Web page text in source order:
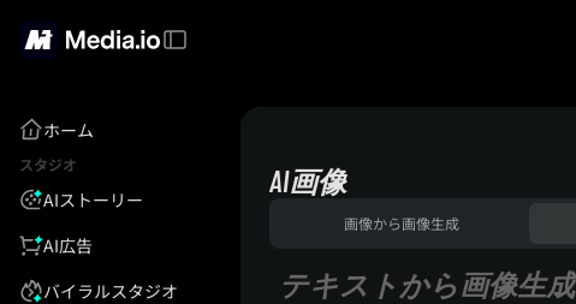
ホーム
スタジオ
AIストーリー
AI広告
バイラルスタジオ
AI画像
画像から画像生成
テキストから画像生成